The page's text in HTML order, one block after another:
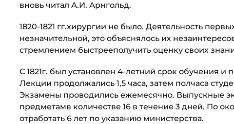
вновь читал А.И. Арнгольд.
1820-1821 гг.хирургии не было. Деятельность
незначительной, это объяснялось их
стремлением быстрееполучить оценку своих
С 1821г. был установлен 4-летний срок обучения и
Лекции продолжались 1,5 часа, затем полчаса
Экзамены проводились ежемесячно. Выпускные
предметамв количестве 16 в течение 3 дней. По
отработать 6 лет по указанию министерства.